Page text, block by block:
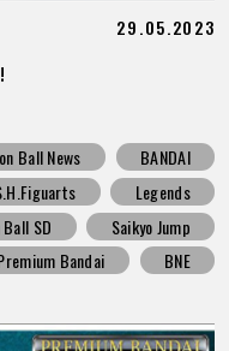
29.05.2023
Ball News
BANDAI
Legends
SD
Saikyo Jump
Bandai
BNE